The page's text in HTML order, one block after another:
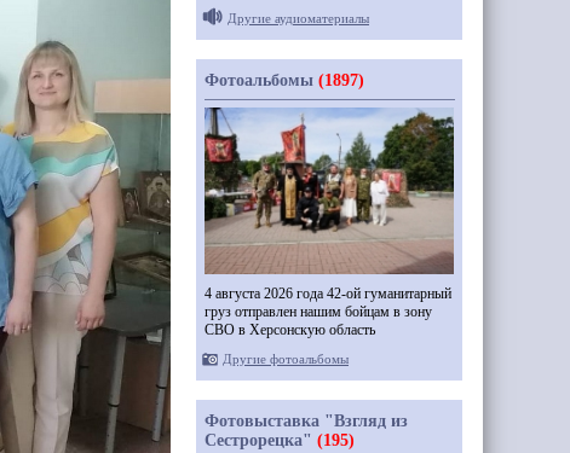
Другие аудиоматериалы
Фотоальбомы (1897)
4 августа 2026 года 42-ой гуманитарный
груз отправлен нашим бойцам в зону
СВО в Херсонскую область
Другие фотоальбомы
Фотовыставка "Взгляд из
Сестрорецка" (195)